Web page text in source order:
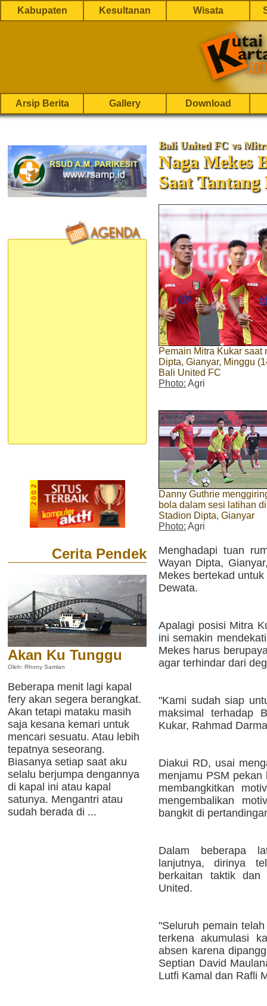
Kabupaten Kesultanan Wisata
Arsip Berita Gallery Download
Cerita Pendek
Akan Ku Tunggu
Oleh: Rhony Samlan
Beberapa menit lagi kapal
fery akan segera berangkat.
Akan tetapi mataku masih
saja kesana kemari untuk
mencari sesuatu. Atau lebih
tepatnya seseorang.
Biasanya setiap saat aku
selalu berjumpa dengannya
di kapal ini atau kapal
satunya. Mengantri atau
sudah berada di ...
Bali United FC vs
Naga Mekes
Saat
Pemain Mitra Kukar
Dipta, Gianyar, Minggu
Bali United FC
Photo: Agri
Danny Guthrie
bola dalam sesi latihan di
Stadion Dipta, Gianyar
Photo: Agri
Menghadapi tuan
Wayan Dipta,
Mekes bertekad
Dewata.
Apalagi posisi Mitra
ini semakin
Mekes harus
agar terhindar dari
"Kami sudah siap
maksimal terhadap
Kukar, Rahmad
Diakui RD, usai
menjamu PSM
membangkitkan
mengembalikan
bangkit di
Dalam beberapa
lanjutnya, dirinya
berkaitan taktik dan
United.
"Seluruh pemain
terkena akumulasi
absen karena
Septian David
Lutfi Kamal dan Rafli